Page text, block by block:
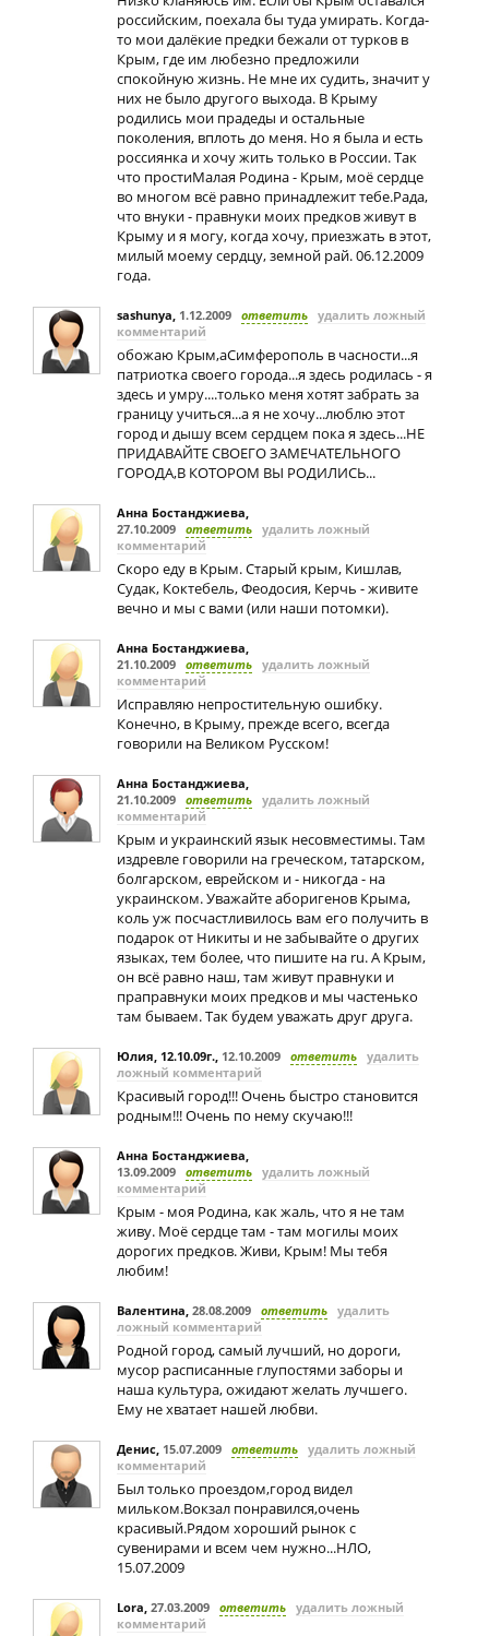
российским, поехала бы туда умирать. Когда-
то мои далёкие предки бежали от турков в
Крым, где им любезно предложили
спокойную жизнь. Не мне их судить, значит у
них не было другого выхода. В Крыму
родились мои прадеды и остальные
поколения, вплоть до меня. Но я была и есть
россиянка и хочу жить только в России. Так
что простиМалая Родина - Крым, моё сердце
во многом всё равно принадлежит тебе.Рада,
что внуки - правнуки моих предков живут в
Крыму и я могу, когда хочу, приезжать в этот,
милый моему сердцу, земной рай. 06.12.2009
года.
sashunya, 1.12.2009 ответить удалить ложный
комментарий
обожаю Крым,аСимферополь в часности...я
патриотка своего города...я здесь родилась - я
здесь и умру....только меня хотят забрать за
границу учиться...а я не хочу...люблю этот
город и дышу всем сердцем пока я здесь...НЕ
ПРИДАВАЙТЕ СВОЕГО ЗАМЕЧАТЕЛЬНОГО
ГОРОДА,В КОТОРОМ ВЫ РОДИЛИСЬ...
Анна Бостанджиева,
27.10.2009 ответить удалить ложный
комментарий
Скоро еду в Крым. Старый крым, Кишлав,
Судак, Коктебель, Феодосия, Керчь - живите
вечно и мы с вами (или наши потомки).
Анна Бостанджиева,
21.10.2009 ответить удалить ложный
комментарий
Исправляю непростительную ошибку.
Конечно, в Крыму, прежде всего, всегда
говорили на Великом Русском!
Анна Бостанджиева,
21.10.2009 ответить удалить ложный
комментарий
Крым и украинский язык несовместимы. Там
издревле говорили на греческом, татарском,
болгарском, еврейском и - никогда - на
украинском. Уважайте аборигенов Крыма,
коль уж посчастливилось вам его получить в
подарок от Никиты и не забывайте о других
языках, тем более, что пишите на ru. А Крым,
он всё равно наш, там живут правнуки и
праправнуки моих предков и мы частенько
там бываем. Так будем уважать друг друга.
Юлия, 12.10.09г., 12.10.2009 ответить удалить
ложный комментарий
Красивый город!!! Очень быстро становится
родным!!! Очень по нему скучаю!!!
Анна Бостанджиева,
13.09.2009 ответить удалить ложный
комментарий
Крым - моя Родина, как жаль, что я не там
живу. Моё сердце там - там могилы моих
дорогих предков. Живи, Крым! Мы тебя
любим!
Валентина, 28.08.2009 ответить удалить
ложный комментарий
Родной город, самый лучший, но дороги,
мусор расписанные глупостями заборы и
наша культура, ожидают желать лучшего.
Ему не хватает нашей любви.
Денис, 15.07.2009 ответить удалить ложный
комментарий
Был только проездом,город видел
мильком.Вокзал понравился,очень
красивый.Рядом хороший рынок с
сувенирами и всем чем нужно...НЛО,
15.07.2009
Lora, 27.03.2009 ответить удалить ложный
комментарий